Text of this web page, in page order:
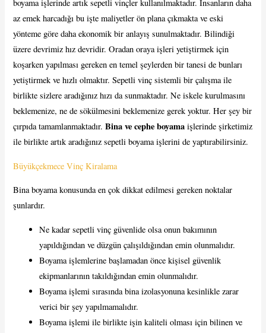
boyama işlerinde artık sepetli vinçler kullanılmaktadır. İnsanların daha
az emek harcadığı bu işte maliyetler ön plana çıkmakta ve eski
yönteme göre daha ekonomik bir anlayış sunulmaktadır. Bilindiği
üzere devrimiz hız devridir. Oradan oraya işleri yetiştirmek için
koşarken yapılması gereken en temel şeylerden bir tanesi de bunları
yetiştirmek ve hızlı olmaktır. Sepetli vinç sistemli bir çalışma ile
birlikte sizlere aradığınız hızı da sunmaktadır. Ne iskele kurulmasını
beklemenize, ne de sökülmesini beklemenize gerek yoktur. Her şey bir
çırpıda tamamlanmaktadır. Bina ve cephe boyama işlerinde şirketimiz
ile birlikte artık aradığınız sepetli boyama işlerini de yaptırabilirsiniz.
Büyükçekmece Vinç Kiralama
Bina boyama konusunda en çok dikkat edilmesi gereken noktalar
şunlardır.
Ne kadar sepetli vinç güvenlide olsa onun bakımının
yapıldığından ve düzgün çalışıldığından emin olunmalıdır.
Boyama işlemlerine başlamadan önce kişisel güvenlik
ekipmanlarının takıldığından emin olunmalıdır.
Boyama işlemi sırasında bina izolasyonuna kesinlikle zarar
verici bir şey yapılmamalıdır.
Boyama işlemi ile birlikte işin kaliteli olması için bilinen ve